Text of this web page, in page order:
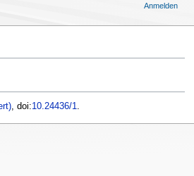
, doi:10.24436/1.
Anmelden